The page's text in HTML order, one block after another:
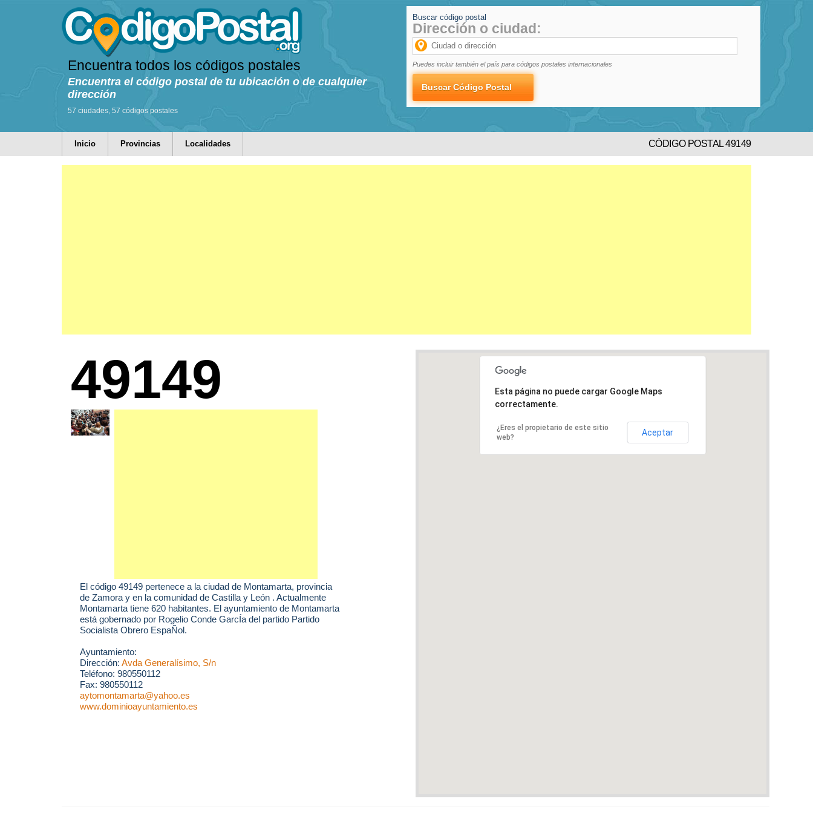
Encuentra todos los códigos postales
Encuentra el código postal de tu ubicación o de cualquier
dirección
57 ciudades, 57 códigos postales
Buscar código postal
Dirección o ciudad:
Puedes incluir también el país para códigos postales internacionales
Inicio Provincias Localidades CÓDIGO POSTAL 49149
49149
El código 49149 pertenece a la ciudad de Montamarta, provincia
de Zamora y en la comunidad de Castilla y León . Actualmente
Montamarta tiene 620 habitantes. El ayuntamiento de Montamarta
está gobernado por Rogelio Conde GarcÍa del partido Partido
Socialista Obrero EspaÑol.
Ayuntamiento:
Dirección: Avda Generalísimo, S/n
Teléfono: 980550112
Fax: 980550112
aytomontamarta@yahoo.es
www.dominioayuntamiento.es
Esta página no puede cargar Google Maps
correctamente.
¿Eres el propietario de este sitio
web?
Aceptar